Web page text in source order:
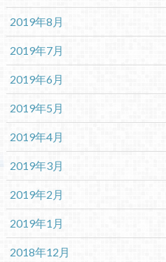
2019年8月
2019年7月
2019年6月
2019年5月
2019年4月
2019年3月
2019年2月
2019年1月
2018年12月